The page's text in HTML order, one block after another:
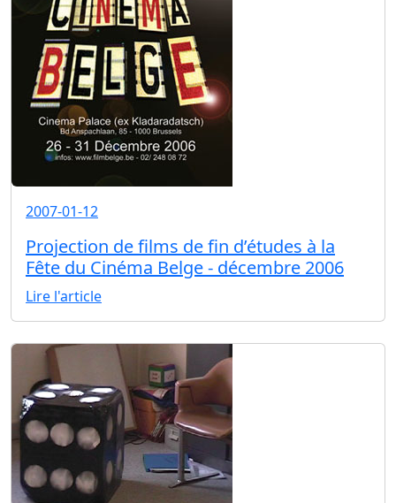
2007-01-12
Projection de films de fin d’études à la
Fête du Cinéma Belge - décembre 2006
Lire l'article